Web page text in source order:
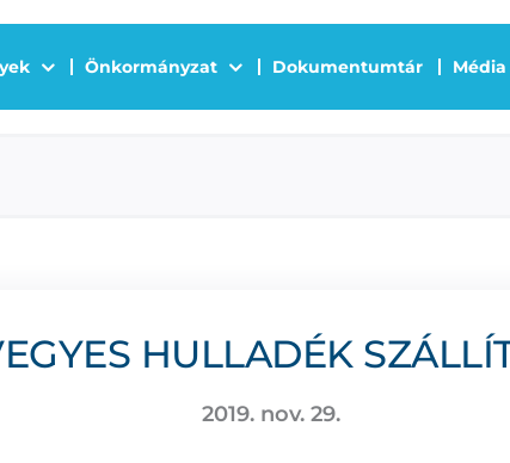
Önkormányzat Dokumentumtár Média
HULLADÉK
2019. nov. 29.